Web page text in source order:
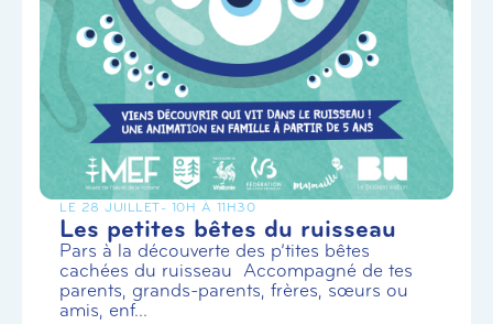
LE 28 JUILLET- 10H À 11H30
Les petites bêtes du ruisseau
Pars à la découverte des p’tites bêtes
cachées du ruisseau Accompagné de tes
parents, grands-parents, frères, sœurs ou
amis, enf...